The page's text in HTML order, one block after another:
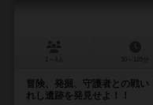
冒険、発掘、守護者との戦
れし遺跡を発見せよ！！